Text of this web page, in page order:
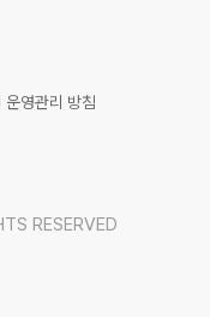
운영관리 방침
RESERVED